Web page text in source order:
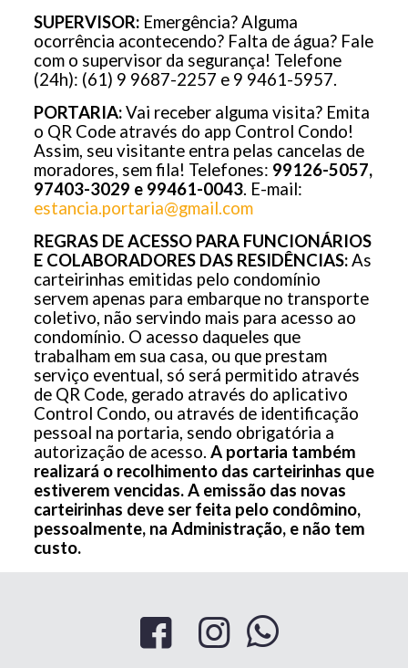
SUPERVISOR:Emergência? Alguma
ocorrência acontecendo? Falta de água? Fale
com o supervisor da segurança! Telefone
(24h): (61) 9 9687-2257 e 9 9461-5957.
PORTARIA:Vai receber alguma visita? Emita
o QR Code através do app Control Condo!
Assim, seu visitante entra pelas cancelas de
moradores, sem fila! Telefones: 99126-5057,
97403-3029 e 99461-0043. E-mail:
estancia.portaria@gmail.com
REGRAS DE ACESSO PARA FUNCIONÁRIOS
E COLABORADORES DAS RESIDÊNCIAS:As
carteirinhas emitidas pelo condomínio
servem apenas para embarque no transporte
coletivo, não servindo mais para acesso ao
condomínio. O acesso daqueles que
trabalham em sua casa, ou que prestam
serviço eventual, só será permitido através
de QR Code, gerado através do aplicativo
Control Condo, ou através de identificação
pessoal na portaria, sendo obrigatória a
autorização de acesso. A portaria também
realizará o recolhimento das carteirinhas que
estiverem vencidas. A emissão das novas
carteirinhas deve ser feita pelo condômino,
pessoalmente, na Administração, e não tem
custo.